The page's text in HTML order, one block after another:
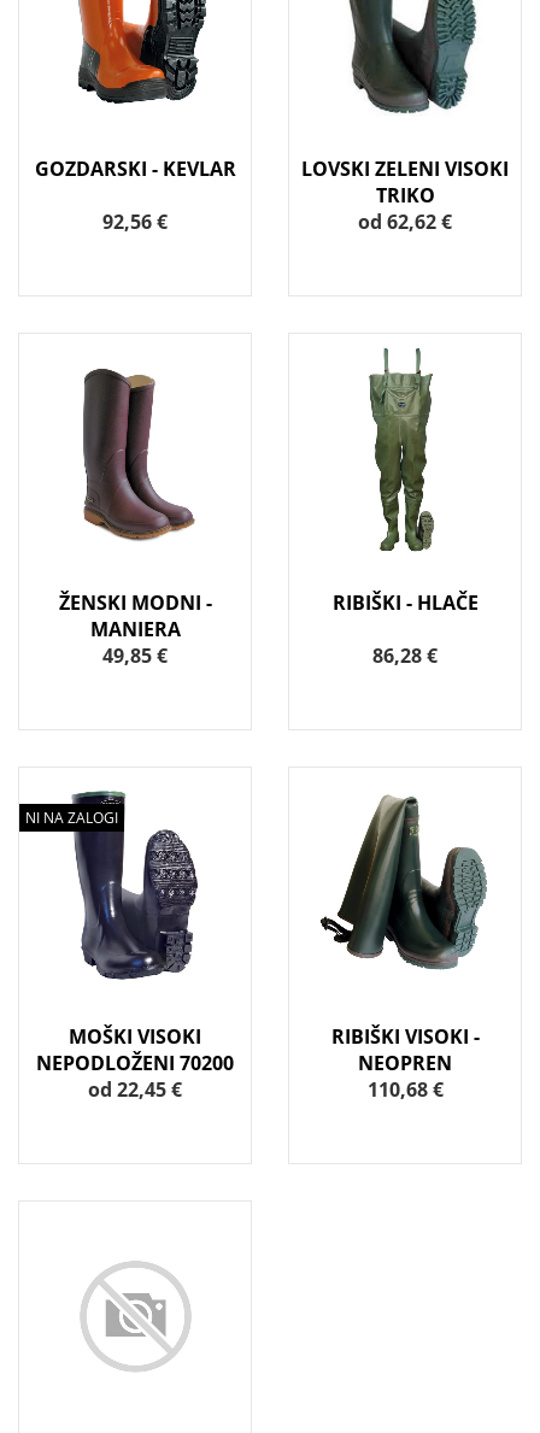
GOZDARSKI - KEVLAR
92,56 €
LOVSKI ZELENI VISOKI
TRIKO
od 62,62 €
ŽENSKI MODNI -
MANIERA
49,85 €
RIBIŠKI - HLAČE
86,28 €
NI NA ZALOGI
MOŠKI VISOKI
NEPODLOŽENI 70200
od 22,45 €
RIBIŠKI VISOKI -
NEOPREN
110,68 €